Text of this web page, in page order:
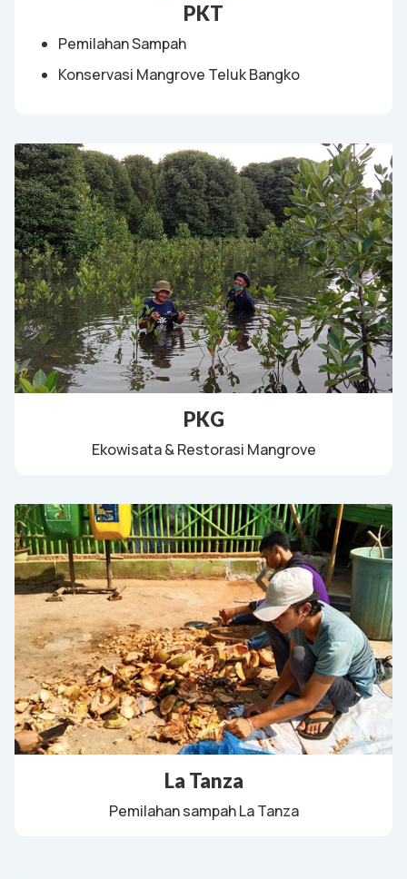
PKT
Pemilahan Sampah
Konservasi Mangrove Teluk Bangko
PKG
Ekowisata & Restorasi Mangrove
La Tanza
Pemilahan sampah La Tanza